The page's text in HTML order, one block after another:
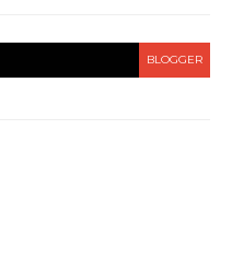
BLOGGER